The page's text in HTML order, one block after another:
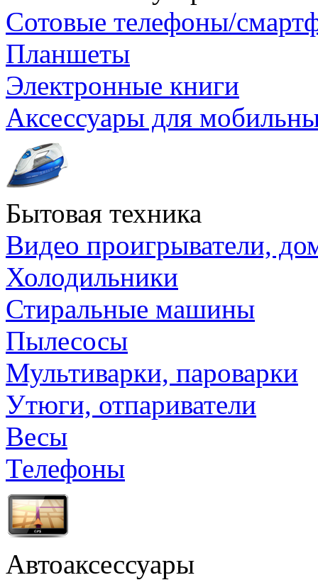
Сотовые телефоны/
Планшеты
Электронные книги
Аксессуары для
Бытовая техника
Видео проигрыватели,
Холодильники
Стиральные машины
Пылесосы
Мультиварки, пароварки
Утюги, отпариватели
Весы
Телефоны
Автоаксессуары